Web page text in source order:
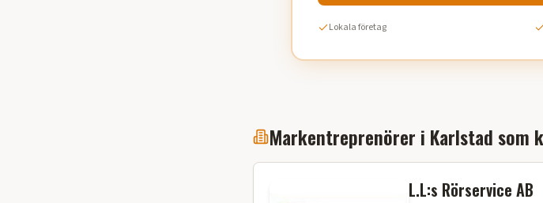
Lokala företag
Markentreprenörer i Karlstadsom
L.L:s Rörservice AB